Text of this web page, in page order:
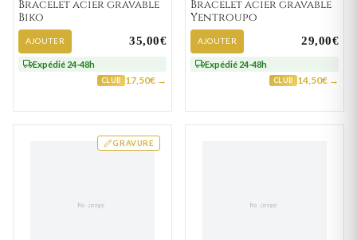
Bracelet acier gravable
Biko
AJOUTER 35,00€
Expédié 24-48h
CLUB 17,50€ →
Bracelet acier gravable
Yentroupo
AJOUTER 29,00€
Expédié 24-48h
CLUB 14,50€ →
GRAVURE